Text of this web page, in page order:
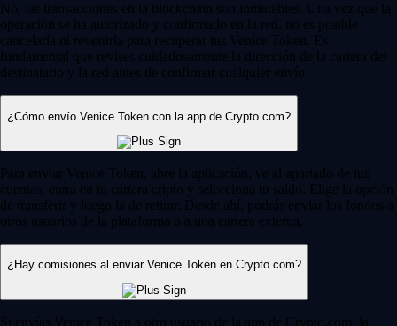
No, las transacciones en la blockchain son inmutables. Una vez que la
operación se ha autorizado y confirmado en la red, no es posible
cancelarla ni revertirla para recuperar tus Venice Token. Es
fundamental que revises cuidadosamente la dirección de la cartera del
destinatario y la red antes de confirmar cualquier envío.
¿Cómo envío Venice Token con la app de Crypto.com?
Para enviar Venice Token, abre la aplicación, ve al apartado de tus
cuentas, entra en tu cartera cripto y selecciona tu saldo. Elige la opción
de transferir y luego la de retirar. Desde ahí, podrás enviar los fondos a
otros usuarios de la plataforma o a una cartera externa.
¿Hay comisiones al enviar Venice Token en Crypto.com?
Si envías Venice Token a otro usuario de la app de Crypto.com, la